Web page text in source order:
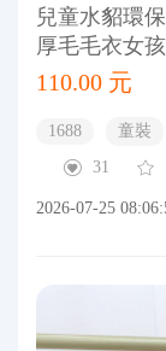
兒童水貂環
厚毛毛衣女
110.00 元
1688 童裝
31
2026-07-25